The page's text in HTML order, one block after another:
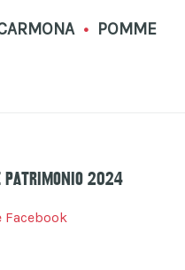
• POMME
Patrimonio 2024
Facebook